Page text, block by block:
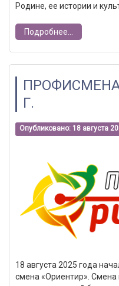
Родине, ее истории и
Подробнее...
ПРОФИСМЕНА
Г.
Опубликовано: 18 августа
18 августа 2025 года
смена «Ориентир». Смена